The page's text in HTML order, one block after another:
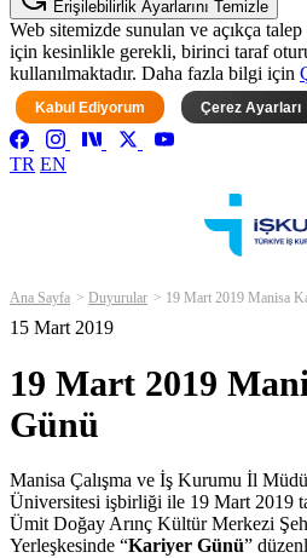
Erişilebilirlik Ayarlarını Temizle
Web sitemizde sunulan ve açıkça
için kesinlikle gerekli, birinci taraf
kullanılmaktadır. Daha fazla bilgi için
Kabul Ediyorum Çerez Ayarları
TR EN
Ana Sayfa Duyurular 19 Mart 2019 Manisa
15 Mart 2019
19 Mart 2019
Günü
Manisa Çalışma ve İş Kurumu İl
Üniversitesi işbirliği ile 19 Mart 2019
Ümit Doğay Arınç Kültür Merkezi
Yerleşkesinde “Kariyer Günü”